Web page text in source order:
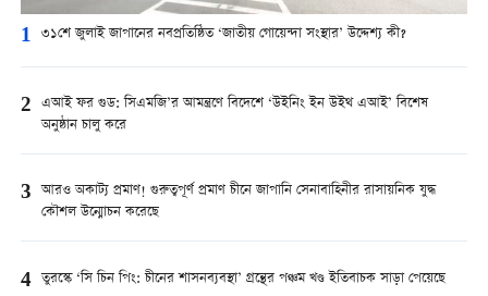
1 ৩১শে জুলাই জাপানের নবপ্রতিষ্ঠিত ‘জাতীয় গোয়েন্দা সংস্থার’ উদ্দেশ্য কী?
2 এআই ফর গুড: সিএমজি’র আমন্ত্রণে বিদেশে ‘উইনিং ইন উইথ এআই’ বিশেষ
অনুষ্ঠান চালু করে
3 আরও অকাট্য প্রমাণ! গুরুত্বপূর্ণ প্রমাণ চীনে জাপানি সেনাবাহিনীর রাসায়নিক যুদ্ধ
কৌশল উন্মোচন করেছে
4 তুরস্কে ‘সি চিন পিং: চীনের শাসনব্যবস্থা’ গ্রন্থের পঞ্চম খণ্ড ইতিবাচক সাড়া পেয়েছে